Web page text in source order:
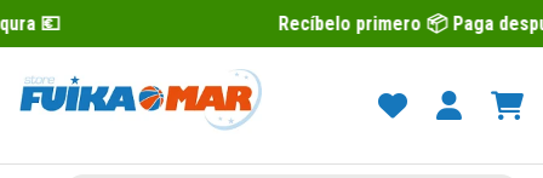
Recíbelo primero 📦 Paga después con